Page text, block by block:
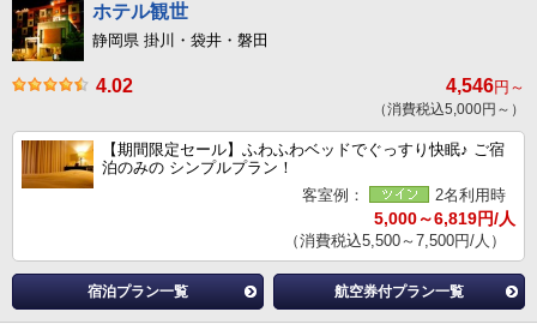
ホテル観世
静岡県 掛川・袋井・磐田
4.02 4,546円～
（消費税込5,000円～）
【期間限定セール】ふわふわベッドでぐっすり快眠♪ ご宿
泊のみの シンプルプラン！
客室例：
2名利用時
5,000～6,819円/人
（消費税込5,500～7,500円/人）
宿泊プラン一覧 航空券付プラン一覧